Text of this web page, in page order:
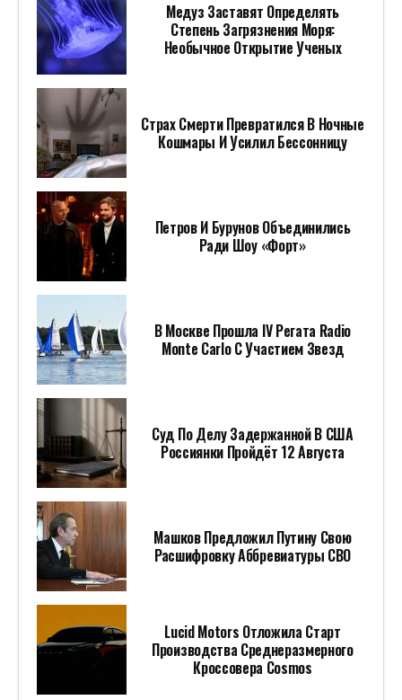
Медуз Заставят Определять
Степень Загрязнения Моря:
Необычное Открытие Ученых
Страх Смерти Превратился В Ночные
Кошмары И Усилил Бессонницу
Петров И Бурунов Объединились
Ради Шоу «Форт»
В Москве Прошла IV Регата Radio
Monte Carlo С Участием Звезд
Суд По Делу Задержанной В США
Россиянки Пройдёт 12 Августа
Машков Предложил Путину Свою
Расшифровку Аббревиатуры СВО
Lucid Motors Отложила Старт
Производства Среднеразмерного
Кроссовера Cosmos